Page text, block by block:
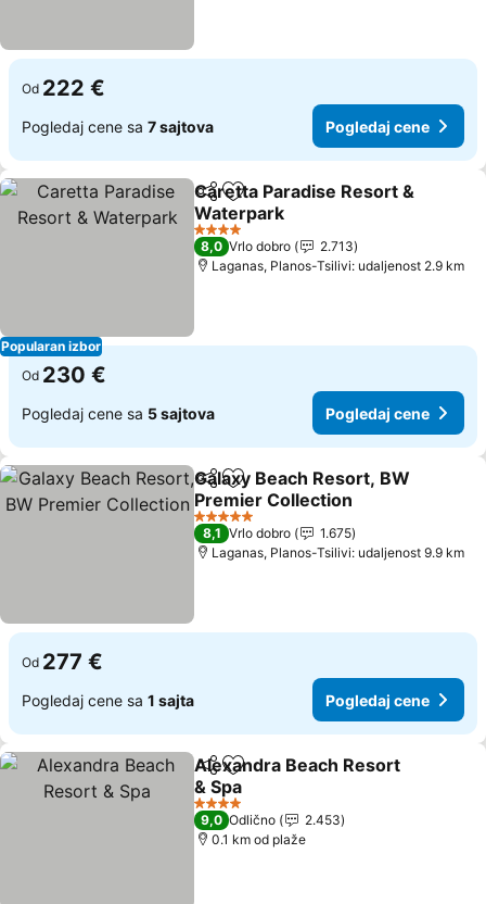
Od 222 €
Pogledaj cene sa 7 sajtova Pogledaj cene
Popularan izbor
Deli Dodati u favorite
Caretta Paradise Resort &
Waterpark
4 Zvezdice
8,0 Vrlo dobro
2.713
Laganas, Planos-Tsilivi: udaljenost 2.9 km
Od 230 €
Pogledaj cene sa 5 sajtova Pogledaj cene
Deli Dodati u favorite
Galaxy Beach Resort, BW
Premier Collection
5 Zvezdice
8,1 Vrlo dobro
1.675
Laganas, Planos-Tsilivi: udaljenost 9.9 km
Od 277 €
Pogledaj cene sa 1 sajta Pogledaj cene
Deli Dodati u favorite
Alexandra Beach Resort
& Spa
4 Zvezdice
9,0 Odlično
2.453
0.1 km od plaže